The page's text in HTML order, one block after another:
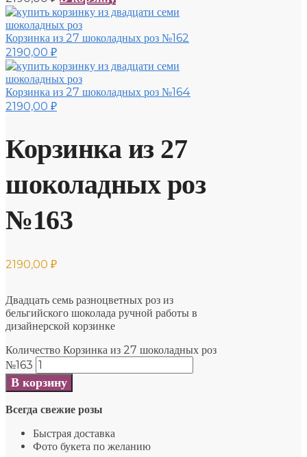
Корзинка из 27 шоколадных роз №162
2190,00 ₽
Корзинка из 27 шоколадных роз №164
2190,00 ₽
Корзинка из 27
шоколадных роз
№163
2190,00 ₽
Двадцать семь разноцветных роз из
бельгийского шоколада ручной работы в
дизайнерской корзинке
Количество Корзинка из 27 шоколадных роз
№163
В корзину
Всегда свежие розы
Быстрая доставка
Фото букета по желанию